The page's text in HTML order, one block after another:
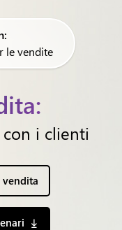
le vendite
i clienti
vendita